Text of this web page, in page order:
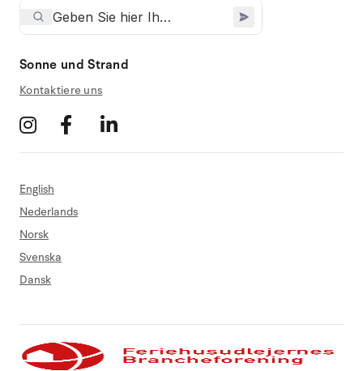
Sonne und Strand
Kontaktiere uns
English
Nederlands
Norsk
Svenska
Dansk